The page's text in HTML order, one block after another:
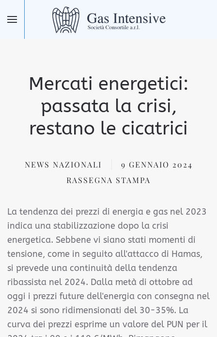
Skip to main content
Mercati energetici:
passata la crisi,
restano le cicatrici
NEWS NAZIONALI
9 GENNAIO 2024
RASSEGNA STAMPA
La tendenza dei prezzi di energia e gas nel 2023
indica una stabilizzazione dopo la crisi
energetica. Sebbene vi siano stati momenti di
tensione, come in seguito all'attacco di Hamas,
si prevede una continuità della tendenza
ribassista nel 2024. Dalla metà di ottobre ad
oggi i prezzi future dell'energia con consegna nel
2024 si sono ridimensionati del 30-35%. La
curva dei prezzi esprime un valore del PUN per il